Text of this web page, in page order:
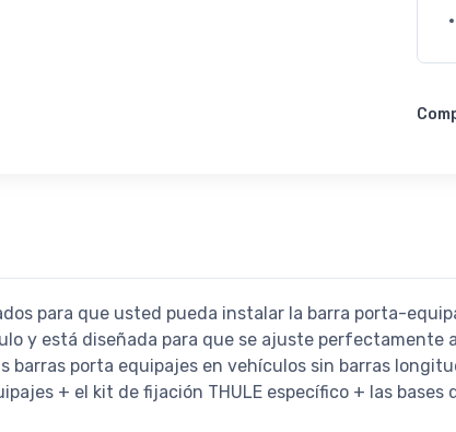
para que usted pueda instalar la barra porta-
y está diseñada para que se ajuste perfectamente
barras porta equipajes en vehículos sin barras
+ el kit de fijación THULE específico + las bases